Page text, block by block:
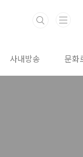
사내방송 문화